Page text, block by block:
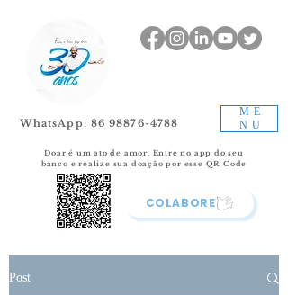
ME
NU
COLABORE
WhatsApp: 86 98876-4788
Doar é um ato de amor. Entre no app do seu
banco e realize sua doação por esse QR Code
Post